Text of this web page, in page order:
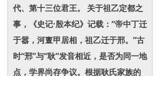
代、第十三位君王。 关于祖乙定都之
事，《史记·殷本纪》记载：“帝中丁迁
于嚣，河亶甲居相，祖乙迁于邢。”古
时“邢”与“耿”发音相近，是否为同一地
点，学界尚存争议。根据耿氏家族的